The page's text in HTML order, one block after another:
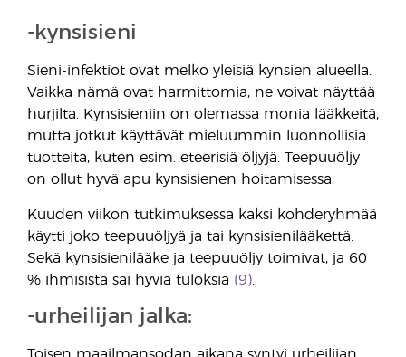
-kynsisieni
Sieni-infektiot ovat melko yleisiä kynsien alueella.
Vaikka nämä ovat harmittomia, ne voivat näyttää
hurjilta. Kynsisieniin on olemassa monia lääkkeitä,
mutta jotkut käyttävät mieluummin luonnollisia
tuotteita, kuten esim. eteerisiä öljyjä. Teepuuöljy
on ollut hyvä apu kynsisienen hoitamisessa.
Kuuden viikon tutkimuksessa kaksi kohderyhmää
käytti joko teepuuöljyä ja tai kynsisienilääkettä.
Sekä kynsisienilääke ja teepuuöljy toimivat, ja 60
% ihmisistä sai hyviä tuloksia (9)
-urheilijan jalka:
Toisen maailmansodan aikana syntyi urheilijan